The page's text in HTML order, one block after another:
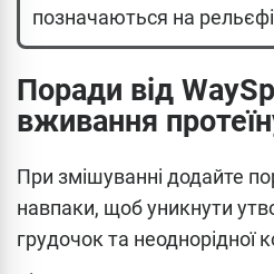
позначаються на рельєфі
Поради від
вживання
При змішуванні додайте
навпаки, щоб уникнути
грудочок та неоднорідної